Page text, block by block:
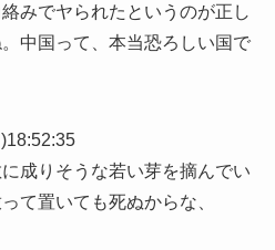
みでヤられたというのが正し
中国って、本当恐ろしい国で
成りそうな若い芽を摘んでい
て置いても死ぬからな、